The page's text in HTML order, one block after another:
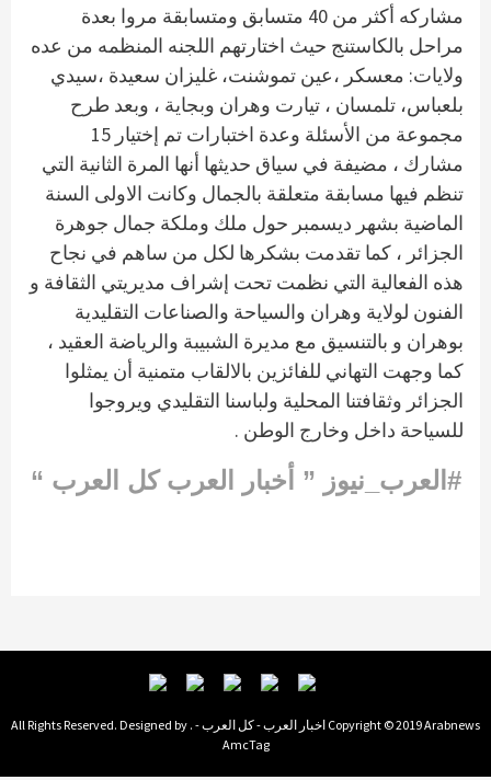
مشاركه أكثر من 40 متسابق ومتسابقة مروا بعدة
مراحل بالكاستنج حيث اختارتهم اللجنه المنظمه من عده
ولايات: معسكر ،عين تموشنت، غليزان سعيدة ،سيدي
بلعباس، تلمسان ، تيارت وهران وبجاية ، وبعد طرح
مجموعة من الأسئلة وعدة اختبارات تم إختيار 15
مشارك ، مضيفة في سياق حديثها أنها المرة الثانية التي
تنظم فيها مسابقة متعلقة بالجمال وكانت الاولى السنة
الماضية بشهر ديسمبر حول ملك وملكة جمال جوهرة
الجزائر ، كما تقدمت بشكرها لكل من ساهم في نجاح
هذه الفعالية التي نظمت تحت إشراف مديريتي الثقافة و
الفنون لولاية وهران والسياحة والصناعات التقليدية
بوهران و بالتنسيق مع مديرة الشبيبة والرياضة العقيد ،
كما وجهت التهاني للفائزين بالالقاب متمنية أن يمثلوا
الجزائر وثقافتنا المحلية ولباسنا التقليدي ويروجوا
للسياحة داخل وخارج الوطن .
#العرب_نيوز ” أخبار العرب كل العرب “
Copyright © 2019 Arabnews اخبار العرب - كل العرب - . All Rights Reserved. Designed by
AmcTag